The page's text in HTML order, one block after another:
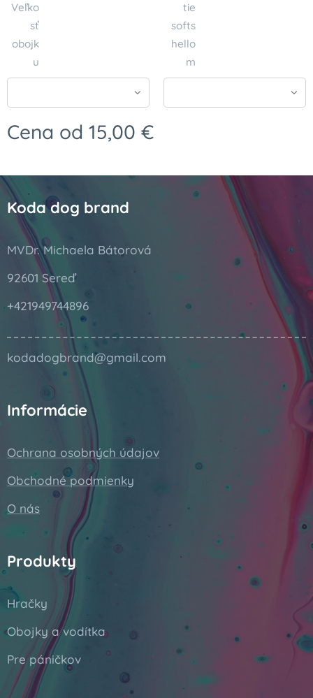
Veľko
sť
obojk
u
tie
softs
hello
m
Cena od 15,00 €
Koda dog brand
MVDr. Michaela Bátorová
92601 Sereď
+421949744896
kodadogbrand@gmail.com
Informácie
Ochrana osobných údajov
Obchodné podmienky
O nás
Produkty
Hračky
Obojky a vodítka
Pre páničkov